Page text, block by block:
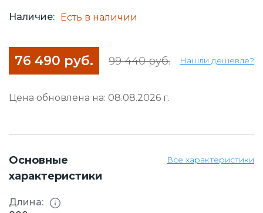
Наличие: Есть в наличии
76 490 руб. 99 440 руб. Нашли дешевле?
Цена обновлена на: 08.08.2026 г.
Основные
характеристики
Все характеристики
Длина: